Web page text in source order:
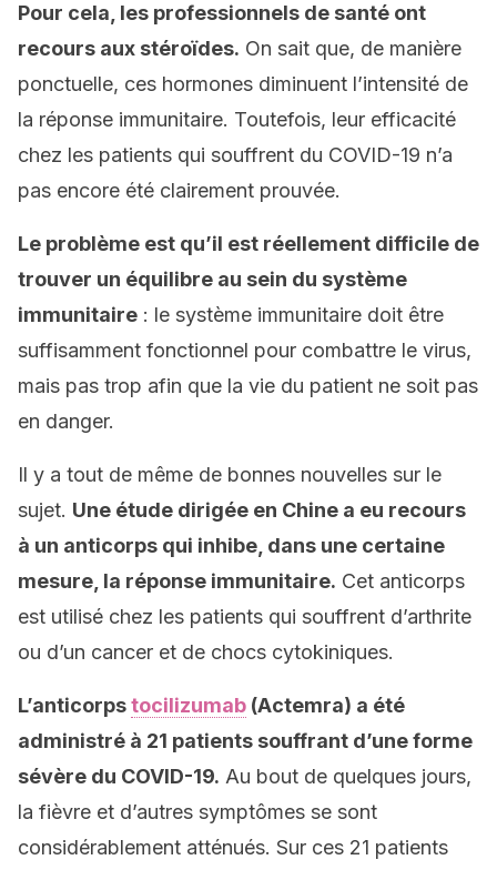
Pour cela, les professionnels de santé ont
recours aux stéroïdes. On sait que, de manière
ponctuelle, ces hormones diminuent l’intensité de
la réponse immunitaire. Toutefois, leur efficacité
chez les patients qui souffrent du COVID-19 n’a
pas encore été clairement prouvée.
Le problème est qu’il est réellement difficile de
trouver un équilibre au sein du système
immunitaire : le système immunitaire doit être
suffisamment fonctionnel pour combattre le virus,
mais pas trop afin que la vie du patient ne soit pas
en danger.
Il y a tout de même de bonnes nouvelles sur le
sujet. Une étude dirigée en Chine a eu recours
à un anticorps qui inhibe, dans une certaine
mesure, la réponse immunitaire. Cet anticorps
est utilisé chez les patients qui souffrent d’arthrite
ou d’un cancer et de chocs cytokiniques.
L’anticorpstocilizumab (Actemra) a été
administré à 21 patients souffrant d’une forme
sévère du COVID-19. Au bout de quelques jours,
la fièvre et d’autres symptômes se sont
considérablement atténués. Sur ces 21 patients